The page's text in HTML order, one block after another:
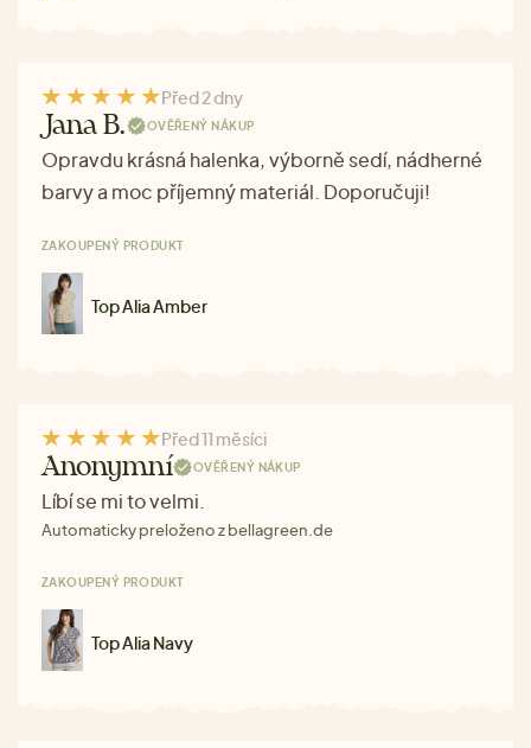
Před 2 dny
Jana B. OVĚŘENÝ NÁKUP
Opravdu krásná halenka, výborně sedí, nádherné
barvy a moc příjemný materiál. Doporučuji!
ZAKOUPENÝ PRODUKT
Top Alia Amber
Před 11 měsíci
Anonymní OVĚŘENÝ NÁKUP
Líbí se mi to velmi.
Automaticky preloženo z bellagreen.de
ZAKOUPENÝ PRODUKT
Top Alia Navy